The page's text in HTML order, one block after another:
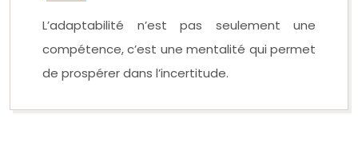
L’adaptabilité n’est pas seulement une
compétence, c’est une mentalité qui permet
de prospérer dans l’incertitude.